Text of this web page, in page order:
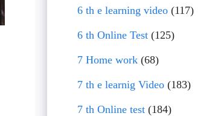
6 th e learning video(117)
6 th Online Test(125)
7 Home work(68)
7 th e learnig Video(183)
7 th Online test(184)